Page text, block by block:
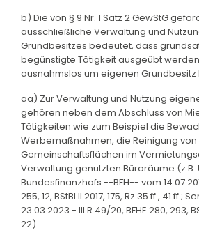
b) Die von § 9 Nr. 1 Satz 2 GewStG
ausschließliche Verwaltung und
Grundbesitzes bedeutet, dass
begünstigte Tätigkeit ausgeübt
ausnahmslos um eigenen Grundbesitz
aa) Zur Verwaltung und Nutzung
gehören neben dem Abschluss von
Tätigkeiten wie zum Beispiel die
Werbemaßnahmen, die Reinigung von
Gemeinschaftsflächen im
Verwaltung genutzten Büroräume (z.B.
Bundesfinanzhofs --BFH-- vom
255, 12, BStBl II 2017, 175, Rz 35 ff., 41 ff.;
23.03.2023 - III R 49/20, BFHE 280, 293,
22).